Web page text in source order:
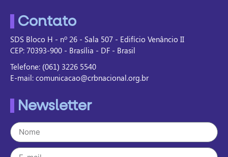
Contato
SDS Bloco H - nº 26 - Sala 507 - Edifício Venâncio II
CEP: 70393-900 - Brasília - DF - Brasil
Telefone: (061) 3226 5540
E-mail: comunicacao@crbnacional.org.br
Newsletter